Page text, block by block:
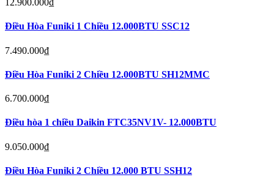
12.900.000₫
Điều Hòa Funiki 1 Chiều 12.000BTU SSC12
7.490.000₫
Điều Hòa Funiki 2 Chiều 12.000BTU SH12MMC
6.700.000₫
Điều hòa 1 chiều Daikin FTC35NV1V- 12.000BTU
9.050.000₫
Điều Hòa Funiki 2 Chiều 12.000 BTU SSH12